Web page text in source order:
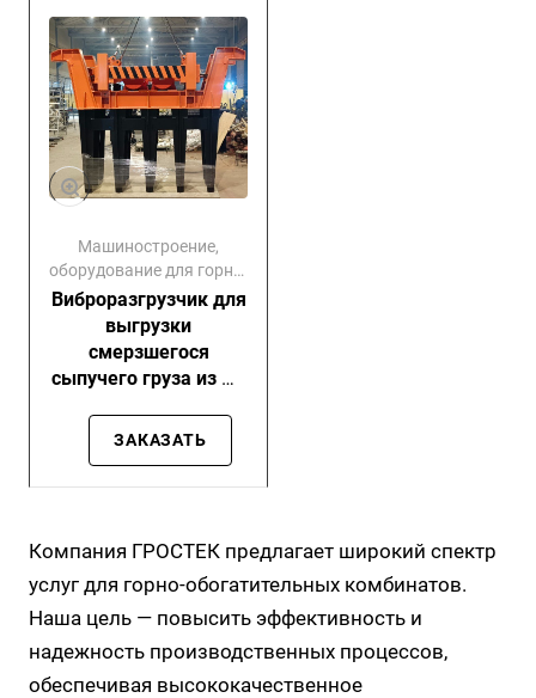
Машиностроение,
оборудование для горно-
обогатительных
комбинатов
Виброразгрузчик для
выгрузки
смерзшегося
сыпучего груза из ж/
СО-265 / СО-265ИВ
ЗАКАЗАТЬ
Компания ГРОСТЕК предлагает широкий спектр
услуг для горно-обогатительных комбинатов.
Наша цель — повысить эффективность и
надежность производственных процессов,
обеспечивая высококачественное